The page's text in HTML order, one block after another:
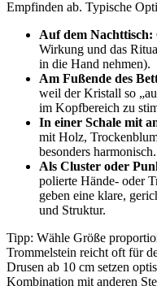
Empfinden ab. Typische
Auf dem Nachttisch:
Wirkung und das
in die Hand nehmen).
Am Fußende des
weil der Kristall so
im Kopfbereich zu
In einer Schale mit
mit Holz,
besonders harmonisch.
Als Cluster oder
polierte Hände- oder
geben eine klare,
und Struktur.
Tipp: Wähle Größe
Trommelstein reicht oft für
Drusen ab 10 cm setzen
Kombination mit anderen